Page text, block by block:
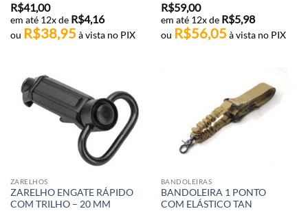
R$41,00
em até 12x de R$4,16
ou R$38,95 à vista no PIX
R$59,00
em até 12x de R$5,98
ou R$56,05 à vista no PIX
ZARELHOS
ZARELHO ENGATE RÁPIDO
COM TRILHO – 20 MM
BANDOLEIRAS
BANDOLEIRA 1 PONTO
COM ELÁSTICO TAN